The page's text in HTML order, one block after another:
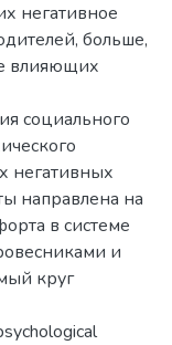
негативное
больше,
влияющих
социального
негативных
направлена на
в системе
и
круг